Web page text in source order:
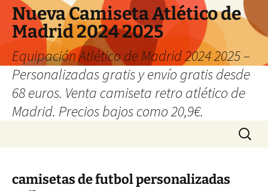
Nueva Camiseta Atlético de
Madrid 2024 2025
Equipación Atlético de Madrid 2024 2025 –
Personalizadas gratis y envío gratis desde
68 euros. Venta camiseta retro atlético de
Madrid. Precios bajos como 20,9€.
Buscar:
camisetas de futbol personalizadas